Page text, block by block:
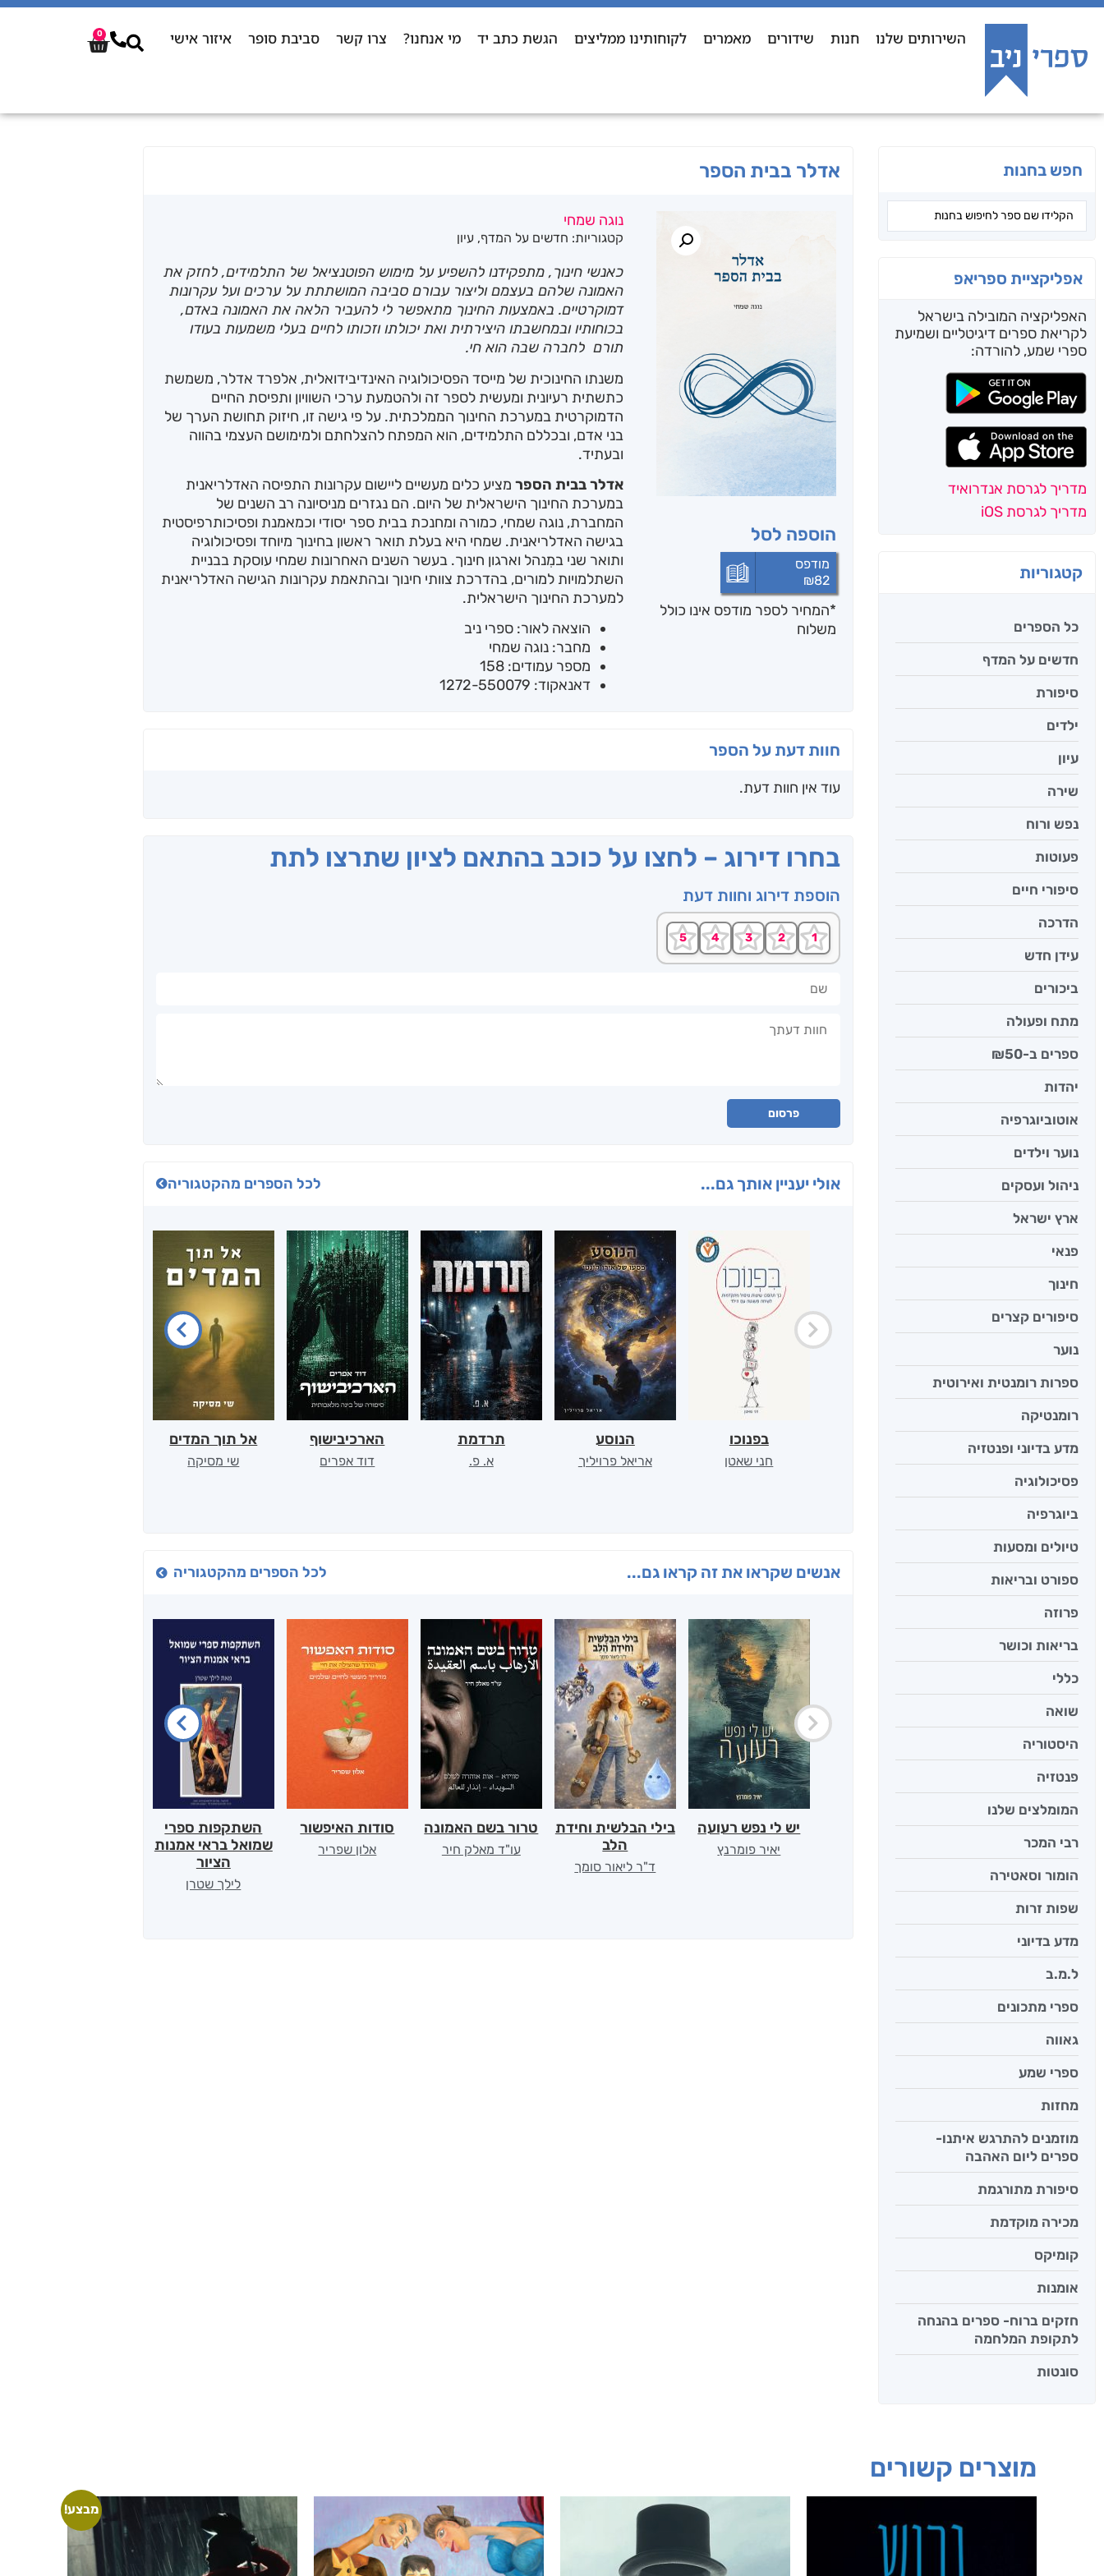
השירותים שלנו חנות שידורים מאמרים לקוחותינו ממליצים הגשת כתב יד מי אנחנו? צרו קשר סביבת סופר איזור אישי 0
חפש בחנות
אפליקציית ספריאפ
האפליקציה המובילה בישראל
לקריאת ספרים דיגיטליים ושמיעת
ספרי שמע, להורדה:
מדריך לגרסת אנדרואיד
מדריך לגרסת iOS
קטגוריות
כל הספרים
חדשים על המדף
סיפורת
ילדים
עיון
שירה
נפש ורוח
פעוטות
סיפורי חיים
הדרכה
עידן חדש
ביכורים
מתח ופעולה
ספרים ב-₪50
יהדות
אוטוביוגרפיה
נוער וילדים
ניהול ועסקים
ארץ ישראל
פנאי
חינוך
סיפורים קצרים
נוער
ספרות רומנטית ואירוטית
רומנטיקה
מדע בדיוני ופנטזיה
פסיכולוגיה
ביוגרפיה
טיולים ומסעות
ספורט ובריאות
פרוזה
בריאות וכושר
כללי
שואה
היסטוריה
פנטזיה
המומלצים שלנו
רבי המכר
הומור וסאטירה
שפות זרות
מדע בדיוני
ל.מ.ב
ספרי מתכונים
גאווה
ספרי שמע
מחזות
מוזמנים להתרגש איתנו-
ספרים ליום האהבה
סיפורת מתורגמת
מכירה מוקדמת
קומיקס
אומנות
חזקים ברוח- ספרים בהנחה
לתקופת המלחמה
סונטות
אדלר בבית הספר
הוספה לסל
מודפס
₪82
*המחיר לספר מודפס אינו כולל
משלוח
נוגה שמחי
קטגוריות: חדשים על המדף, עיון
כאנשי חינוך, מתפקידנו להשפיע על מימוש הפוטנציאל של התלמידים, לחזק את
האמונה שלהם בעצמם וליצור עבורם סביבה המושתתת על ערכים ועל עקרונות
דמוקרטיים. באמצעות החינוך מתאפשר לי להעביר הלאה את האמונה באדם,
בכוחותיו ובמחשבתו היצירתית ואת יכולתו וזכותו לחיים בעלי משמעות בעודו
תורם לחברה שבה הוא חי.
משנתו החינוכית של מייסד הפסיכולוגיה האינדיבידואלית, אלפרד אדלר, משמשת
כתשתית רעיונית ומעשית לספר זה ולהטמעת ערכי השוויון ותפיסת החיים
הדמוקרטית במערכת החינוך הממלכתית. על פי גישה זו, חיזוק תחושת הערך של
בני אדם, ובכללם התלמידים, הוא המפתח להצלחתם ולמימושם העצמי בהווה
ובעתיד.
אדלר בבית הספרמציע כלים מעשיים ליישום עקרונות התפיסה האדלריאנית
במערכת החינוך הישראלית של היום. הם נגזרים מניסיונה רב השנים של
המחברת, נוגה שמחי, כמורה ומחנכת בבית ספר יסודי וכמאמנת ופסיכותרפיסטית
בגישה האדלריאנית. שמחי היא בעלת תואר ראשון בחינוך מיוחד ופסיכולוגיה
ותואר שני במִנהל וארגון חינוך. בעשר השנים האחרונות שמחי עוסקת בבניית
השתלמויות למורים, בהדרכת צוותי חינוך ובהתאמת עקרונות הגישה האדלריאנית
למערכת החינוך הישראלית.
הוצאה לאור: ספרי ניב
מחבר: נוגה שמחי
מספר עמודים: 158
דאנאקוד: 1272-550079
חוות דעת על הספר
עוד אין חוות דעת.
בחרו דירוג – לחצו על כוכב בהתאם לציון שתרצו לתת
הוספת דירוג וחוות דעת
פרסום
אולי יעניין אותך גם... לכל הספרים מהקטגוריה
בפנוכו
חני שאטן
הנוסע
אריאל פרויליך
תרדמת
א. פ.
הארכיבישוף
דוד אפרים
אל תוך המדים
שי מסיקה
אנשים שקראו את זה קראו גם... לכל הספרים מהקטגוריה
יש לי נפש רעועה
יאיר פומרנץ
בילי הבלשית וחידת
הלב
ד"ר ליאור סומך
טרור בשם האמונה
עו"ד מאלק חיר
סודות האיפשור
אלון שפריר
השתקפות ספרי
שמואל בראי אמנות
הציור
לילך שטרן
מוצרים קשורים
מבצע!